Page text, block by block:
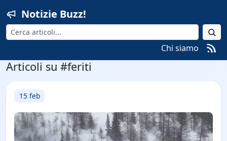
Notizie Buzz!
Cerca
Chi siamo
Articoli su #feriti
15 feb